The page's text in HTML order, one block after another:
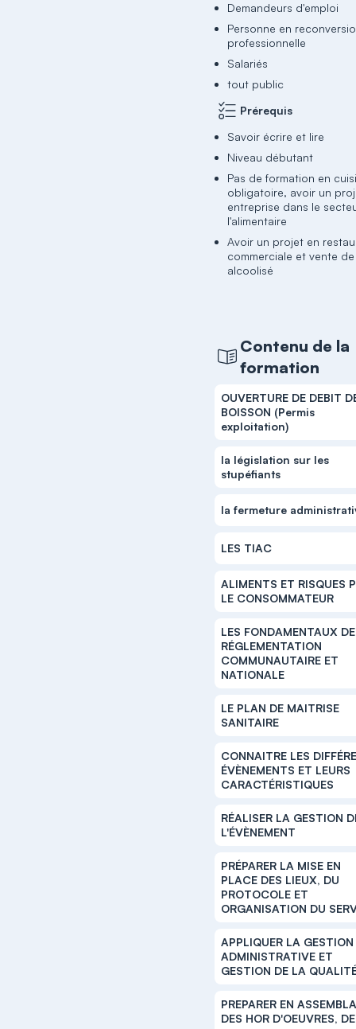
Demandeurs d'emploi
Personne en
professionnelle
Salariés
tout public
Prérequis
Savoir écrire et lire
Niveau débutant
Pas de formation en
obligatoire, avoir un
entreprise dans le
l'alimentaire
Avoir un projet en
commerciale et vente
alcoolisé
Contenu de la
formation
OUVERTURE DE DEBIT
BOISSON (Permis
exploitation)
la législation sur les
stupéfiants
la fermeture
LES TIAC
ALIMENTS ET RISQUES
LE CONSOMMATEUR
LES FONDAMENTAUX
RÉGLEMENTATION
COMMUNAUTAIRE ET
NATIONALE
LE PLAN DE MAITRISE
SANITAIRE
CONNAITRE LES
ÉVÈNEMENTS ET LEURS
CARACTÉRISTIQUES
RÉALISER LA GESTION
L'ÉVÈNEMENT
PRÉPARER LA MISE EN
PLACE DES LIEUX, DU
PROTOCOLE ET
ORGANISATION DU
APPLIQUER LA GESTION
ADMINISTRATIVE ET
GESTION DE LA
PREPARER EN
DES HOR D'OEUVRES,